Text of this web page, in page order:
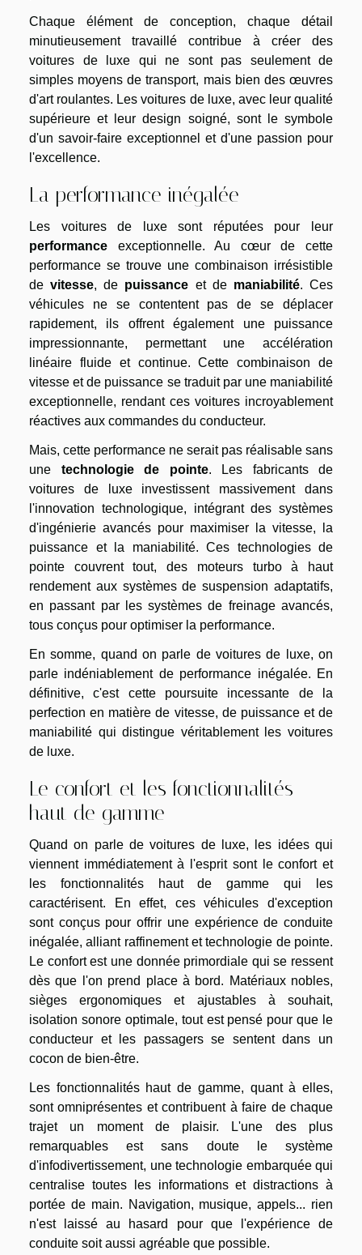
Chaque élément de conception, chaque détail
minutieusement travaillé contribue à créer des
voitures de luxe qui ne sont pas seulement de
simples moyens de transport, mais bien des œuvres
d'art roulantes. Les voitures de luxe, avec leur qualité
supérieure et leur design soigné, sont le symbole
d'un savoir-faire exceptionnel et d'une passion pour
l'excellence.
La performance inégalée
Les voitures de luxe sont réputées pour leur
performance exceptionnelle. Au cœur de cette
performance se trouve une combinaison irrésistible
devitesse, de puissance et de maniabilité. Ces
véhicules ne se contentent pas de se déplacer
rapidement, ils offrent également une puissance
impressionnante, permettant une accélération
linéaire fluide et continue. Cette combinaison de
vitesse et de puissance se traduit par une maniabilité
exceptionnelle, rendant ces voitures incroyablement
réactives aux commandes du conducteur.
Mais, cette performance ne serait pas réalisable sans
une technologie de pointe. Les fabricants de
voitures de luxe investissent massivement dans
l'innovation technologique, intégrant des systèmes
d'ingénierie avancés pour maximiser la vitesse, la
puissance et la maniabilité. Ces technologies de
pointe couvrent tout, des moteurs turbo à haut
rendement aux systèmes de suspension adaptatifs,
en passant par les systèmes de freinage avancés,
tous conçus pour optimiser la performance.
En somme, quand on parle de voitures de luxe, on
parle indéniablement de performance inégalée. En
définitive, c'est cette poursuite incessante de la
perfection en matière de vitesse, de puissance et de
maniabilité qui distingue véritablement les voitures
de luxe.
Le confort et les fonctionnalités
haut de gamme
Quand on parle de voitures de luxe, les idées qui
viennent immédiatement à l'esprit sont le confort et
les fonctionnalités haut de gamme qui les
caractérisent. En effet, ces véhicules d'exception
sont conçus pour offrir une expérience de conduite
inégalée, alliant raffinement et technologie de pointe.
Le confort est une donnée primordiale qui se ressent
dès que l'on prend place à bord. Matériaux nobles,
sièges ergonomiques et ajustables à souhait,
isolation sonore optimale, tout est pensé pour que le
conducteur et les passagers se sentent dans un
cocon de bien-être.
Les fonctionnalités haut de gamme, quant à elles,
sont omniprésentes et contribuent à faire de chaque
trajet un moment de plaisir. L'une des plus
remarquables est sans doute le système
d'infodivertissement, une technologie embarquée qui
centralise toutes les informations et distractions à
portée de main. Navigation, musique, appels... rien
n'est laissé au hasard pour que l'expérience de
conduite soit aussi agréable que possible.